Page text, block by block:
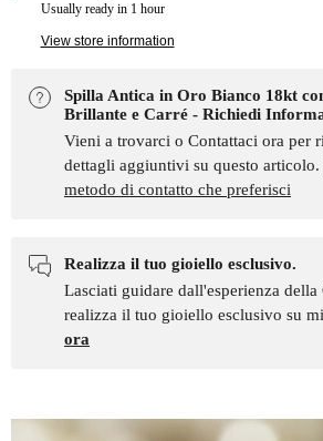
Usually ready in 1 hour
View store information
Spilla Antica in Oro Bianco 18kt
Brillante e Carré - Richiedi
Vieni a trovarci o Contattaci ora per
dettagli aggiuntivi su questo articolo.
metodo di contatto che preferisci
Realizza il tuo gioiello esclusivo.
Lasciati guidare dall'esperienza
realizza il tuo gioiello esclusivo su
ora